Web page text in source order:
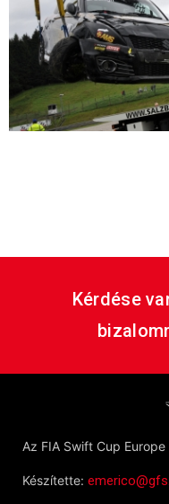
Kérdése
Az FIA Swift Cup
Készítette: